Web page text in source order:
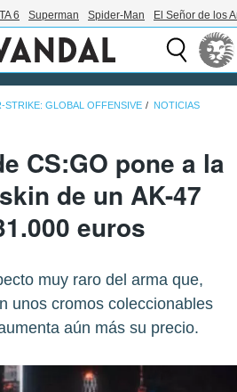
6 Superman Spider-Man El Señor de los
STRIKE: GLOBAL OFFENSIVE NOTICIAS
CS:GO pone a la
de un AK-47
euros
muy raro del arma que,
unos cromos coleccionables
aún más su precio.